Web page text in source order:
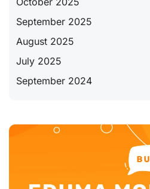
September 2025
August 2025
July 2025
September 2024